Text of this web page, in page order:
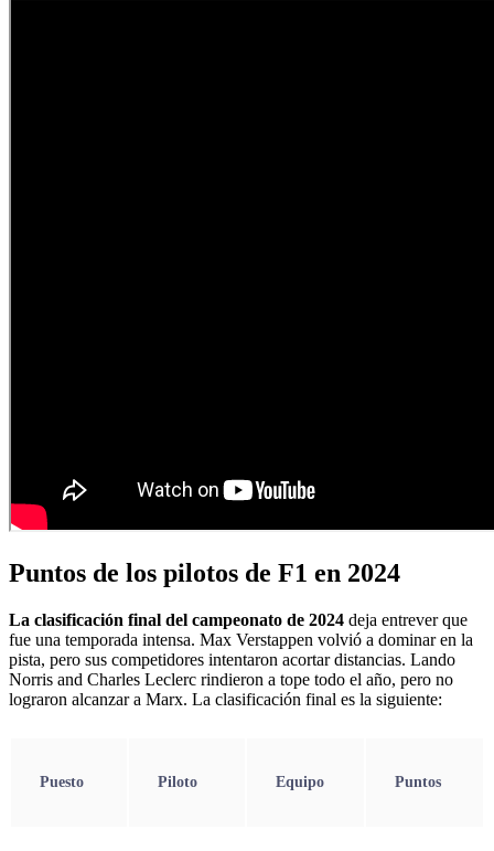
Puntos de los pilotos de F1 en 2024
La clasificación final del campeonato de 2024 deja entrever que
fue una temporada intensa. Max Verstappen volvió a dominar en la
pista, pero sus competidores intentaron acortar distancias. Lando
Norris and Charles Leclerc rindieron a tope todo el año, pero no
lograron alcanzar a Marx. La clasificación final es la siguiente:
Puesto Piloto Equipo Puntos